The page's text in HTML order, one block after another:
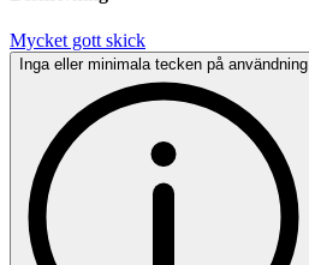
Mycket gott skick
Inga eller minimala tecken på användning